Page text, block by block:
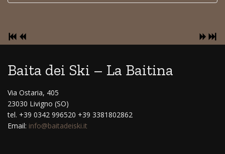
Baita dei Ski – La Baitina
Via Ostaria, 405
23030 Livigno (SO)
tel. +39 0342 996520 +39 3381802862
Email: info@baitadeiski.it